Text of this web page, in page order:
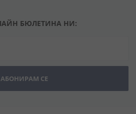
БЮЛЕТИНА НИ:
АБОНИРАМ СЕ